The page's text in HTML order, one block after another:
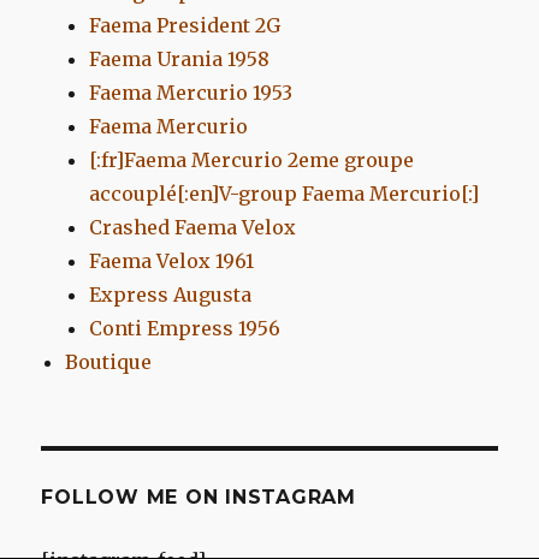
Faema President 2G
Faema Urania 1958
Faema Mercurio 1953
Faema Mercurio
[:fr]Faema Mercurio 2eme groupe
accouplé[:en]V-group Faema Mercurio[:]
Crashed Faema Velox
Faema Velox 1961
Express Augusta
Conti Empress 1956
Boutique
FOLLOW ME ON INSTAGRAM